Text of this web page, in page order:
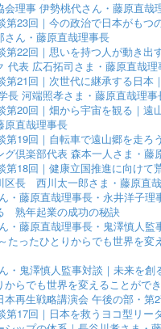
会理事 伊勢桃代さん・藤原直哉
第23回｜今の政治で日本がもつ
ん・藤原直哉理事長
第22回｜思いを持つ人が動き出
代表 広石拓司さま・藤原直哉理
第21回｜次世代に継承する日本
長 河端照孝さま・藤原直哉理事
第20回｜畑から宇宙を観る｜遠
原直哉理事長
第19回｜自転車で遠山郷を走ろ
グ倶楽部代表 森本一人さま・藤
第18回｜健康立国推進に向けて
区長 西川太一郎さま・藤原直
・藤原直哉理事長・永井洋子理
熟年起業の成功の秘訣
・藤原直哉理事長・鬼澤慎人監
たったひとりからでも世界を変
・鬼澤慎人監事対談｜未来を創
からでも世界を変えることがで
本再生戦略講演会 午後の部・第
第17回｜日本を救うヨコ型リー